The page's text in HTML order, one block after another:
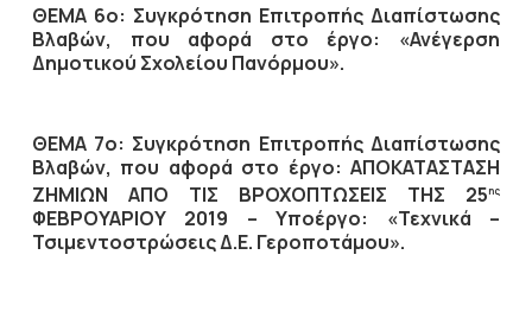
ΘΕΜΑ 6ο: Συγκρότηση Επιτροπής Διαπίστωσης
Βλαβών, που αφορά στο έργο: «Ανέγερση
Δημοτικού Σχολείου Πανόρμου».
ΘΕΜΑ 7ο: Συγκρότηση Επιτροπής Διαπίστωσης
Βλαβών, που αφορά στο έργο: ΑΠΟΚΑΤΑΣΤΑΣΗ
ΖΗΜΙΩΝ ΑΠΟ ΤΙΣ ΒΡΟΧΟΠΤΩΣΕΙΣ ΤΗΣ 25ης
ΦΕΒΡΟΥΑΡΙΟΥ 2019 – Υποέργο: «Τεχνικά –
Τσιμεντοστρώσεις Δ.Ε. Γεροποτάμου».